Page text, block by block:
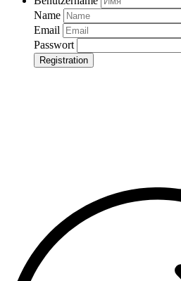
Name
Email
Passwort
Registration